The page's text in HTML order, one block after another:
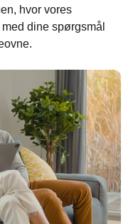
hvor vores
dine spørgsmål